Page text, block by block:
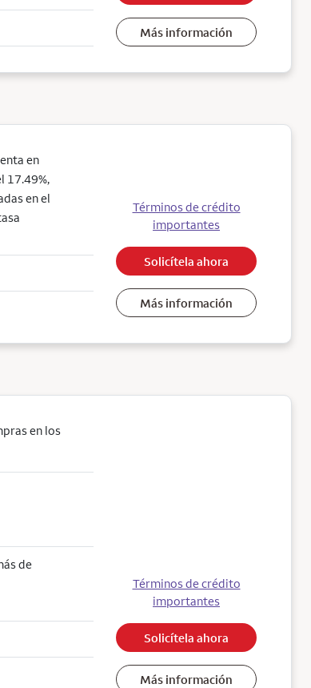
Más información
en
17.49%,
en el
Términos de crédito
importantes
Solicítela ahora
Más información
en los
de
Términos de crédito
importantes
Solicítela ahora
Más información